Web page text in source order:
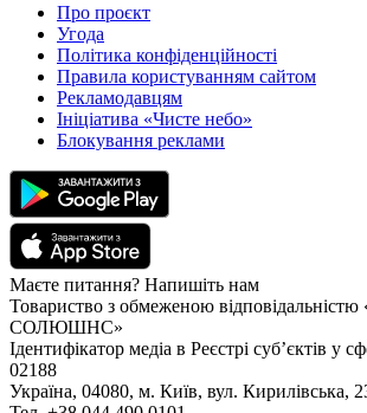
Про проєкт
Угода
Політика конфіденційності
Правила користуванням сайтом
Рекламодавцям
Ініціатива «Чисте небо»
Блокування реклами
Маєте питання? Напишіть нам
Товариство з обмеженою
СОЛЮШНС»
Ідентифікатор медіа в Реєстрі суб’єктів у
02188
Україна, 04080, м. Київ, вул. Кирилівська,